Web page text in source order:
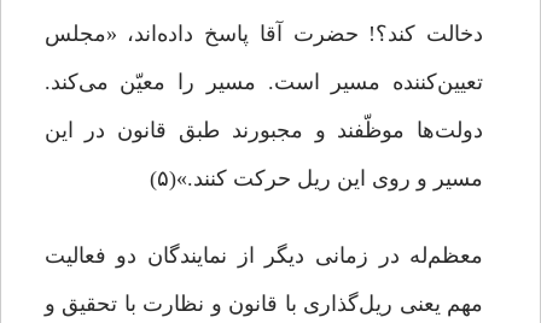
دخالت کند؟! حضرت آقا پاسخ داده‌اند، «مجلس
تعیین‌کننده مسیر است. مسیر را معیّن می‌کند.
دولت‌ها موظّفند و مجبورند طبق قانون در این
مسیر و روی این ریل حرکت کنند.»(۵)
معظم‌له در زمانی دیگر از نمایندگان دو فعالیت
مهم یعنی ریل‌گذاری با قانون و نظارت با تحقیق و